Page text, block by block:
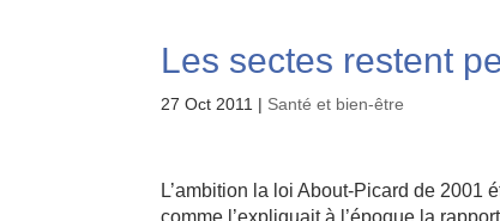
Les sectes restent
27 Oct 2011 | Santé et bien-être
L’ambition la loi About-Picard de 2001
comme l’expliquait à l’époque la